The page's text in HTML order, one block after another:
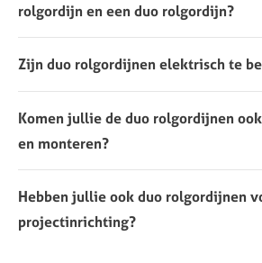
rolgordijn en een duo rolgordijn?
Zijn duo rolgordijnen elektrisch te
Komen jullie de duo rolgordijnen
en monteren?
Hebben jullie ook duo rolgordijnen
projectinrichting?